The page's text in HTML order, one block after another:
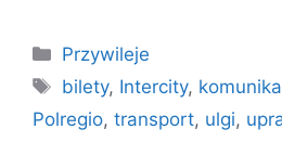
Kategorie
Przywileje
Tagi
bilety, Intercity,
Polregio, transport, ulgi,